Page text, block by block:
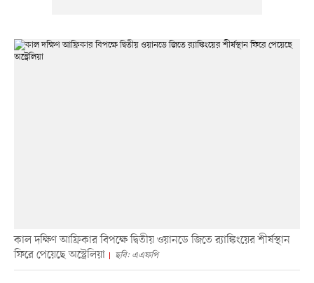
কাল দক্ষিণ আফ্রিকার বিপক্ষে দ্বিতীয় ওয়ানডে জিতে র‌্যাঙ্কিংয়ের শীর্ষস্থান
ফিরে পেয়েছে অস্ট্রেলিয়া
ছবি: এএফপি